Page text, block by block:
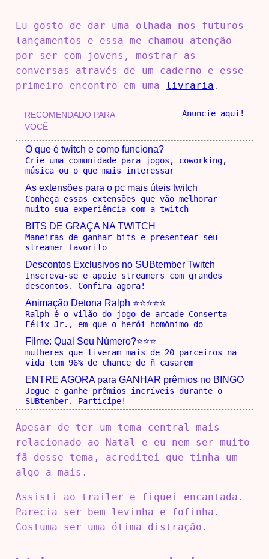
Eu gosto de dar uma olhada nos futuros
lançamentos e essa me chamou atenção
por ser com jovens, mostrar as
conversas através de um caderno e esse
primeiro encontro em uma livraria .
RECOMENDADO PARA
VOCÊ
Anuncie aqui!
O que é twitch e como funciona?
Crie uma comunidade para jogos, coworking,
música ou o que mais interessar
As extensões para o pc mais úteis twitch
Conheça essas extensões que vão melhorar
muito sua experiência com a twitch
BITS DE GRAÇA NA TWITCH
Maneiras de ganhar bits e presentear seu
streamer favorito
Descontos Exclusivos no SUBtember Twitch
Inscreva-se e apoie streamers com grandes
descontos. Confira agora!
Animação Detona Ralph ⭐⭐⭐⭐⭐
Ralph é o vilão do jogo de arcade Conserta
Félix Jr., em que o herói homônimo do
Filme: Qual Seu Número?⭐⭐⭐
mulheres que tiveram mais de 20 parceiros na
vida tem 96% de chance de ñ casarem
ENTRE AGORA para GANHAR prêmios no BINGO
Jogue e ganhe prêmios incríveis durante o
SUBtember. Participe!
Apesar de ter um tema central mais
relacionado ao Natal e eu nem ser muito
fã desse tema, acreditei que tinha um
algo a mais.
Assisti ao trailer e fiquei encantada.
Parecia ser bem levinha e fofinha.
Costuma ser uma ótima distração.